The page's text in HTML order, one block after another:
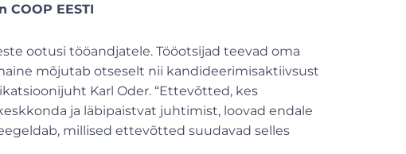
COOP EESTI
ootusi tööandjatele. Tööotsijad teevad oma
mõjutab otseselt nii kandideerimisaktiivsust
Karl Oder. “Ettevõtted, kes
ja läbipaistvat juhtimist, loovad endale
millised ettevõtted suudavad selles